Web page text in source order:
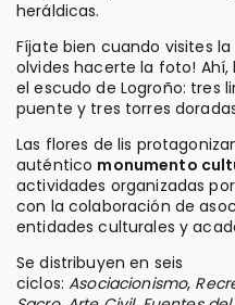
heráldicas.
Fíjate bien cuando visites la
olvides hacerte la foto!
el escudo de Logroño: tres
puente y tres torres
Las flores de lis
auténtico monumento
actividades organizadas
con la colaboración de
entidades culturales y
Se distribuyen en seis
ciclos:Asociacionismo,